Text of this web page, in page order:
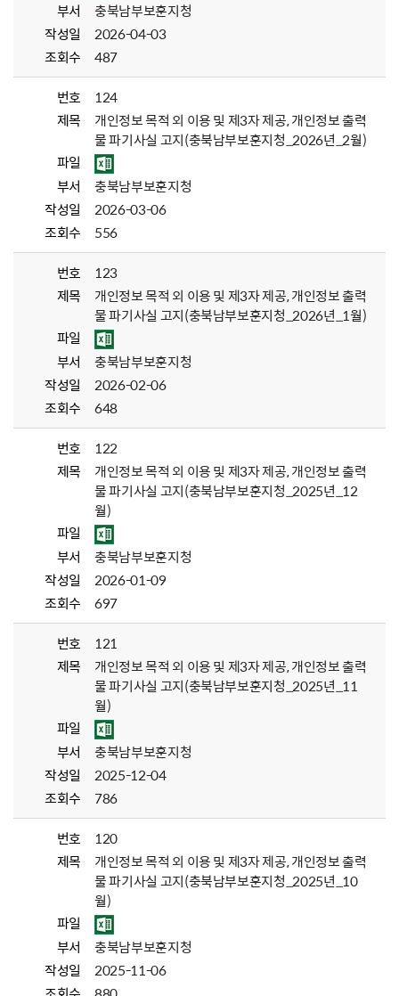
부서
충북남부보훈지청
작성일
2026-04-03
조회수
487
번호
124
제목
개인정보 목적 외 이용 및 제3자 제공, 개인정보 출력
물 파기사실 고지(충북남부보훈지청_2026년_2월)
파일
부서
충북남부보훈지청
작성일
2026-03-06
조회수
556
번호
123
제목
개인정보 목적 외 이용 및 제3자 제공, 개인정보 출력
물 파기사실 고지(충북남부보훈지청_2026년_1월)
파일
부서
충북남부보훈지청
작성일
2026-02-06
조회수
648
번호
122
제목
개인정보 목적 외 이용 및 제3자 제공, 개인정보 출력
물 파기사실 고지(충북남부보훈지청_2025년_12
월)
파일
부서
충북남부보훈지청
작성일
2026-01-09
조회수
697
번호
121
제목
개인정보 목적 외 이용 및 제3자 제공, 개인정보 출력
물 파기사실 고지(충북남부보훈지청_2025년_11
월)
파일
부서
충북남부보훈지청
작성일
2025-12-04
조회수
786
번호
120
제목
개인정보 목적 외 이용 및 제3자 제공, 개인정보 출력
물 파기사실 고지(충북남부보훈지청_2025년_10
월)
파일
부서
충북남부보훈지청
작성일
2025-11-06